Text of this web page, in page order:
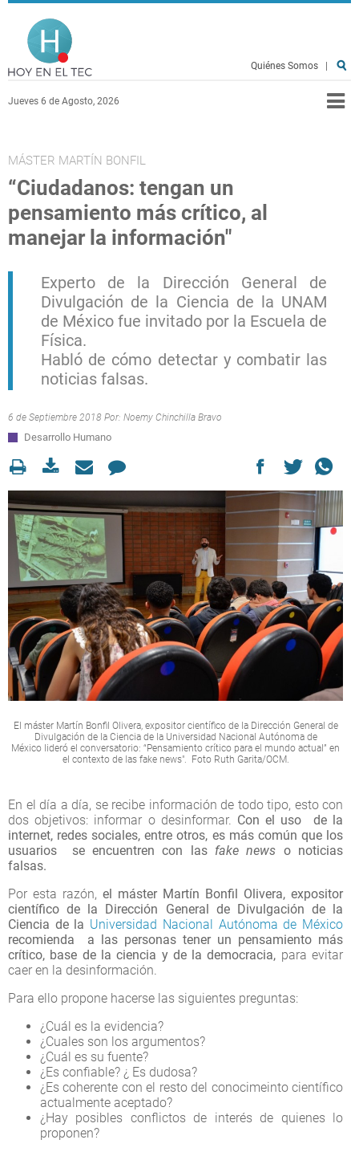
Pasar al contenido principal
Jueves 6 de Agosto, 2026
Quiénes Somos
MÁSTER MARTÍN BONFIL
“Ciudadanos: tengan un
pensamiento más crítico, al
manejar la información"
Experto de la Dirección General de
Divulgación de la Ciencia de la UNAM
de México fue invitado por la Escuela de
Física.
Habló de cómo detectar y combatir las
noticias falsas.
6 de Septiembre 2018 Por: Noemy Chinchilla Bravo
Desarrollo Humano
El máster Martín Bonfil Olivera, expositor científico de la Dirección General de
Divulgación de la Ciencia de la Universidad Nacional Autónoma de
México lideró el conversatorio: “Pensamiento crítico para el mundo actual” en
el contexto de las fake news". Foto Ruth Garita/OCM.
En el día a día, se recibe información de todo tipo, esto con
dos objetivos: informar o desinformar. Con el uso de la
internet, redes sociales, entre otros, es más común que los
usuarios se encuentren con lasfake news o noticias
falsas.
Por esta razón, el máster Martín Bonfil Olivera, expositor
científico de la Dirección General de Divulgación de la
Ciencia de la Universidad Nacional Autónoma de México
recomienda a las personas tener un pensamiento más
crítico, base de la ciencia y de la democracia, para evitar
caer en la desinformación.
Para ello propone hacerse las siguientes preguntas:
¿Cuál es la evidencia?
¿Cuales son los argumentos?
¿Cuál es su fuente?
¿Es confiable? ¿ Es dudosa?
¿Es coherente con el resto del conocimeinto científico
actualmente aceptado?
¿Hay posibles conflictos de interés de quienes lo
proponen?